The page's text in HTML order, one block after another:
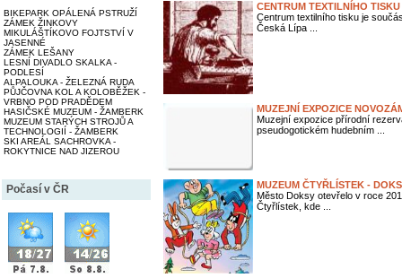
BIKEPARK OPÁLENÁ PSTRUŽÍ
ZÁMEK ŽINKOVY
MIKULÁŠTÍKOVO FOJTSTVÍ V
JASENNÉ
ZÁMEK LEŠANY
LESNÍ DIVADLO SKALKA -
PODLESÍ
ALPALOUKA - ŽELEZNÁ RUDA
PŮJČOVNA KOL A KOLOBĚŽEK -
VRBNO POD PRADĚDEM
HASIČSKÉ MUZEUM - ŽAMBERK
MUZEUM STARÝCH STROJŮ A
TECHNOLOGIÍ - ŽAMBERK
SKI AREÁL SACHROVKA -
ROKYTNICE NAD JIZEROU
Počasí v ČR
CENTRUM TEXTILNÍHO
Centrum textilního tisku je
Česká Lípa ...
MUZEJNÍ EXPOZICE
Muzejní expozice přírodní
pseudogotickém hudebním ...
MUZEUM ČTYŘLÍSTEK -
Město Doksy otevřelo v roce
Čtyřlístek, kde ...